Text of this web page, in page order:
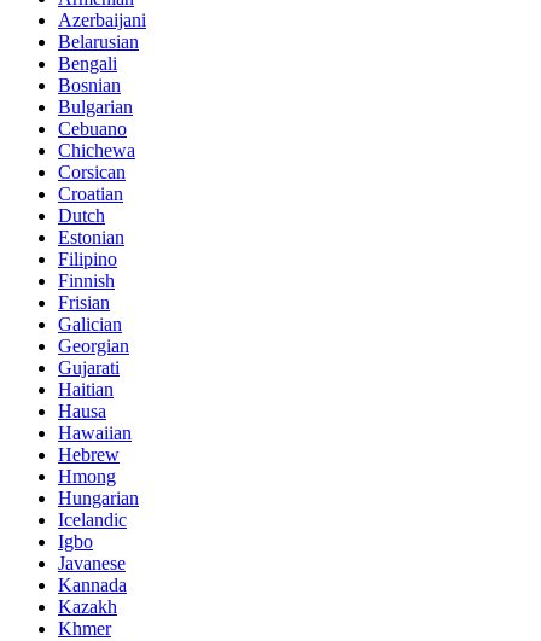
Azerbaijani
Belarusian
Bengali
Bosnian
Bulgarian
Cebuano
Chichewa
Corsican
Croatian
Dutch
Estonian
Filipino
Finnish
Frisian
Galician
Georgian
Gujarati
Haitian
Hausa
Hawaiian
Hebrew
Hmong
Hungarian
Icelandic
Igbo
Javanese
Kannada
Kazakh
Khmer